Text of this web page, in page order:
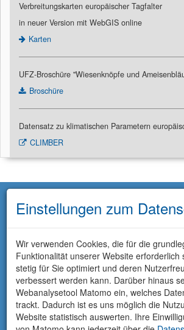
Verbreitungskarten europäischer Tagfalter
in neuer Version mit WebGIS online
Karten
UFZ-Broschüre "Wiesenknöpfe und
Broschüre
Datensatz zu klimatischen Parametern
CLIMBER
Einstellungen zum
Wir verwenden Cookies, die für die
Funktionalität unserer Website erforderlich
stetig für Sie optimiert und deren
verbessert werden kann. Darüber hinaus
Webanalysetool Matomo ein, welches
trackt. Dadurch ist es uns möglich die
Website statistisch auswerten. Ihre